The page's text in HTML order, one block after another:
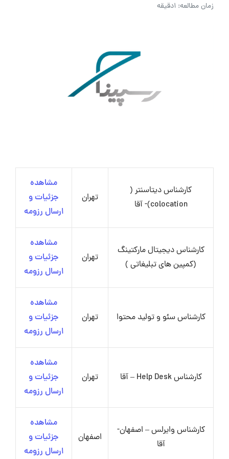
زمان مطالعه: 1دقیقه
کارشناس دیتاسنتر (
colocation)- آقا
تهران
مشاهده
جزئیات و
ارسال رزومه
کارشناس دیجیتال مارکتینگ
(کمپین های تبلیغاتی )
تهران
مشاهده
جزئیات و
ارسال رزومه
کارشناس سئو و تولید محتوا تهران
مشاهده
جزئیات و
ارسال رزومه
کارشناس Help Desk – آقا تهران
مشاهده
جزئیات و
ارسال رزومه
کارشناس وایرلس – اصفهان-
آقا
اصفهان
مشاهده
جزئیات و
ارسال رزومه